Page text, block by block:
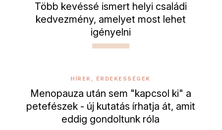
Több kevéssé ismert helyi családi
kedvezmény, amelyet most lehet
igényelni
HÍREK, ÉRDEKESSÉGEK
Menopauza után sem "kapcsol ki" a
petefészek - új kutatás írhatja át, amit
eddig gondoltunk róla